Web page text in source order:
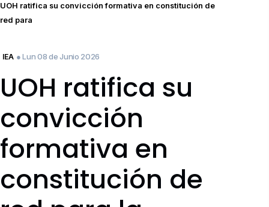
UOH ratifica su convicción formativa en constitución de
red para
IEA ● Lun 08 de Junio 2026
UOH ratifica su
convicción
formativa en
constitución de